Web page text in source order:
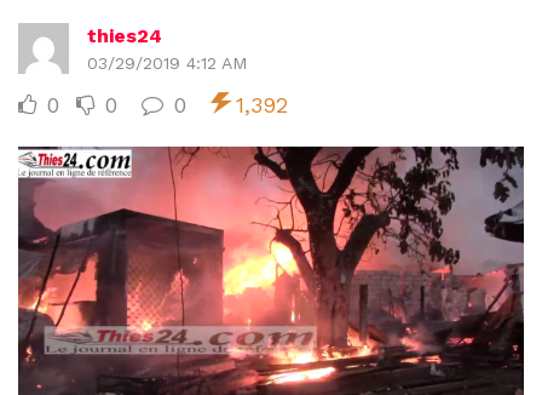
thies24
03/29/2019 4:12 AM
0 0 0 1,392